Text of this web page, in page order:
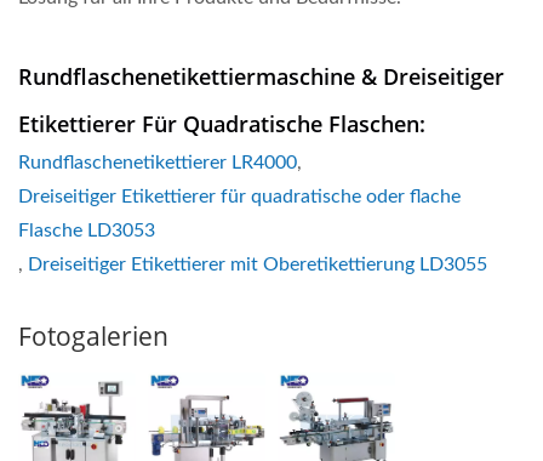
Rundflaschenetikettiermaschine & Dreiseitiger
Etikettierer Für Quadratische Flaschen:
Rundflaschenetikettierer LR4000,
Dreiseitiger Etikettierer für quadratische oder flache
Flasche LD3053
, Dreiseitiger Etikettierer mit Oberetikettierung LD3055
Fotogalerien